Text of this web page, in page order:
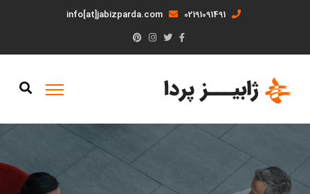
02191091491
info[at]jabizparda.com